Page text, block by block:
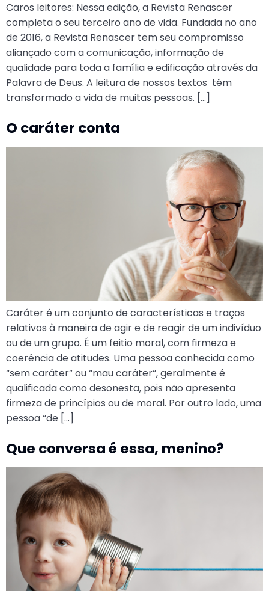
Caros leitores: Nessa edição, a Revista Renascer
completa o seu terceiro ano de vida. Fundada no ano
de 2016, a Revista Renascer tem seu compromisso
aliançado com a comunicação, informação de
qualidade para toda a família e edificação através da
Palavra de Deus. A leitura de nossos textos têm
transformado a vida de muitas pessoas. […]
O caráter conta
Caráter é um conjunto de características e traços
relativos à maneira de agir e de reagir de um indivíduo
ou de um grupo. É um feitio moral, com firmeza e
coerência de atitudes. Uma pessoa conhecida como
“sem caráter” ou “mau caráter“, geralmente é
qualificada como desonesta, pois não apresenta
firmeza de princípios ou de moral. Por outro lado, uma
pessoa “de […]
Que conversa é essa, menino?